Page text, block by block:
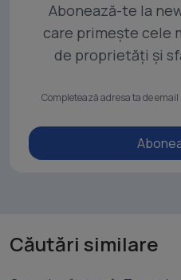
Abonează-te la
care primește cele
de proprietăți și
Căutări similare